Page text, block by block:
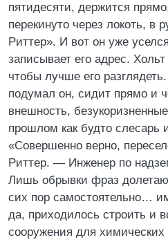
пятидесяти, держится
перекинуто через локоть, в
Риттер». И вот он уже
записывает его адрес.
чтобы лучше его
подумал он, сидит прямо и
внешность,
прошлом как будто слесарь
«Совершенно верно,
Риттер. — Инженер по
Лишь обрывки фраз
сих пор самостоятельно…
да, приходилось строить и
сооружения для